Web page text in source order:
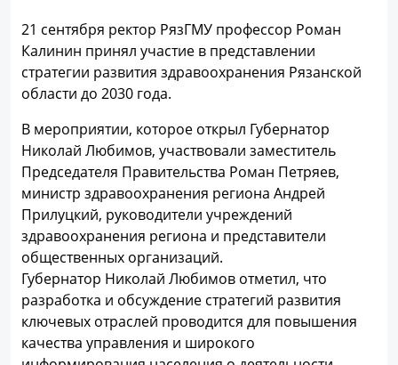
21 сентября ректор РязГМУ профессор Роман
Калинин принял участие в представлении
стратегии развития здравоохранения Рязанской
области до 2030 года.
В мероприятии, которое открыл Губернатор
Николай Любимов, участвовали заместитель
Председателя Правительства Роман Петряев,
министр здравоохранения региона Андрей
Прилуцкий, руководители учреждений
здравоохранения региона и представители
общественных организаций.
Губернатор Николай Любимов отметил, что
разработка и обсуждение стратегий развития
ключевых отраслей проводится для повышения
качества управления и широкого